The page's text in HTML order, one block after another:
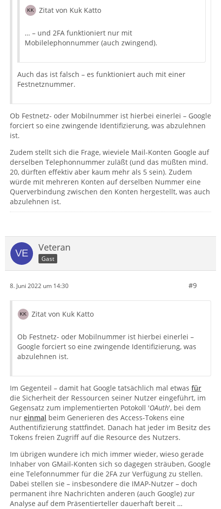
Zitat von Kuk Katto
… – und 2FA funktioniert nur mit
Mobilelephonnummer (auch zwingend).
Auch das ist falsch – es funktioniert auch mit einer
Festnetznummer.
Ob Festnetz- oder Mobilnummer ist hierbei einerlei – Google
forciert so eine zwingende Identifizierung, was abzulehnen
ist.
Zudem stellt sich die Frage, wieviele Mail-Konten Google auf
derselben Telephonnummer zuläßt (und das müßten mind.
20, dürften effektiv aber kaum mehr als 5 sein). Zudem
würde mit mehreren Konten auf derselben Nummer eine
Querverbindung zwischen den Konten hergestellt, was auch
abzulehnen ist.
Veteran
Gast
8. Juni 2022 um 14:30 #9
Zitat von Kuk Katto
Ob Festnetz- oder Mobilnummer ist hierbei einerlei –
Google forciert so eine zwingende Identifizierung, was
abzulehnen ist.
Im Gegenteil – damit hat Google tatsächlich mal etwas für
die Sicherheit der Ressourcen seiner Nutzer eingeführt, im
Gegensatz zum implementierten Potokoll 'OAuth', bei dem
nur einmal beim Generieren des Access-Tokens eine
Authentifizierung stattfindet. Danach hat jeder im Besitz des
Tokens freien Zugriff auf die Resource des Nutzers.
Im übrigen wundere ich mich immer wieder, wieso gerade
Inhaber von GMail-Konten sich so dagegen sträuben, Google
eine Telefonnummer für die 2FA zur Verfügung zu stellen.
Dabei stellen sie – insbesondere die IMAP-Nutzer – doch
permanent ihre Nachrichten anderen (auch Google) zur
Analyse auf dem Präsentierteller dauerhaft bereit …